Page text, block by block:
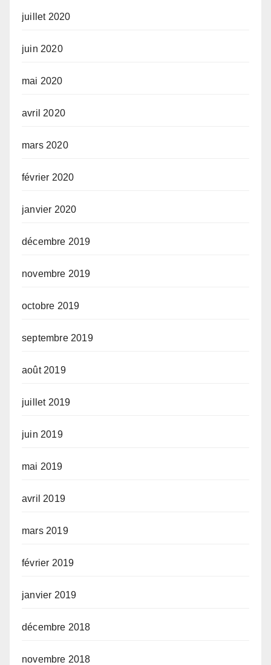
juillet 2020
juin 2020
mai 2020
avril 2020
mars 2020
février 2020
janvier 2020
décembre 2019
novembre 2019
octobre 2019
septembre 2019
août 2019
juillet 2019
juin 2019
mai 2019
avril 2019
mars 2019
février 2019
janvier 2019
décembre 2018
novembre 2018